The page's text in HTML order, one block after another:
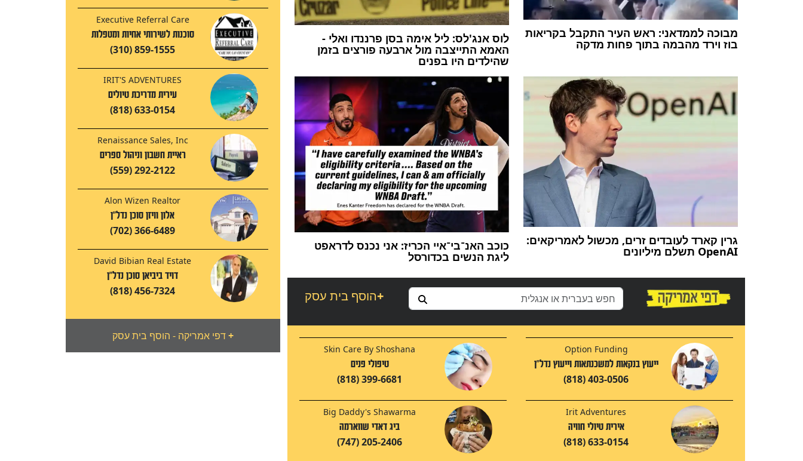
Executive Referral Care
סוכנות לשירותי אחיות ומטפלות
(310) 859-1555
IRIT'S ADVENTURES
עירית מדריכת טיולים
(818) 633-0154
Renaissance Sales, Inc
ראיית חשבון וניהול ספרים
(559) 292-2122
Alon Wizen Realtor
אלון וויזן סוכן נדל"ן
(702) 366-6489
David Bibian Real Estate
דויד ביביאן סוכן נדל"ן
(818) 456-7324
דפי אמריקה - הוסף בית עסק+
לוס אנג'לס: ליל אימה בסן פרננדו ואלי -
האמא התייצבה מול ארבעה פורצים בזמן
שהילדים היו בפנים
מבוכה לממדאני: ראש העיר התקבל בקריאות
בוז וירד מהבמה בתוך פחות מדקה
כוכב האנ־בי־איי הכריז: אני נכנס לדראפט
ליגת הנשים בכדורסל
גרין קארד לעובדים זרים, מכשול לאמריקאים:
OpenAI תשלם מיליונים
הוסף בית עסק+
Skin Care By Shoshana
טיפולי פנים
(818) 399-6681
Option Funding
ייעוץ בנקאות למשכנתאות וייעוץ נדל"ן
(818) 403-0506
Big Daddy's Shawarma
ביג דאדי שווארמה
(747) 205-2406
Irit Adventures
אירית טיולי חוויה
(818) 633-0154